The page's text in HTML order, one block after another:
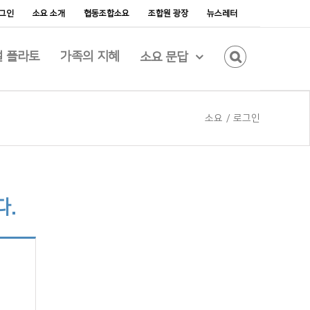
인 소요 소개 협동조합소요 조합원 광장 뉴스레터
플라토 가족의 지혜 소요 문답
소요 / 로그인
.